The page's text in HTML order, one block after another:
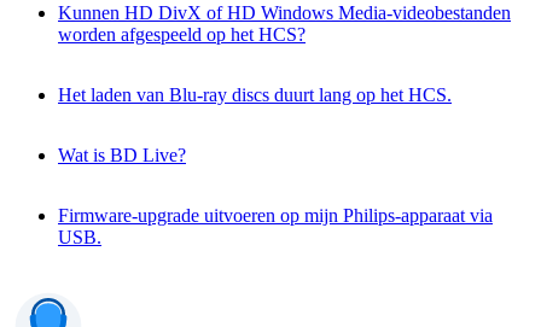
Kunnen HD DivX of HD Windows Media-videobestanden
worden afgespeeld op het HCS?
Het laden van Blu-ray discs duurt lang op het HCS.
Wat is BD Live?
Firmware-upgrade uitvoeren op mijn Philips-apparaat via
USB.